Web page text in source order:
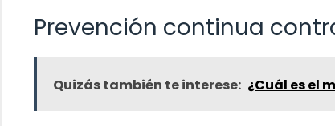
Prevención continua
Quizás también te interese: ¿Cuál es el